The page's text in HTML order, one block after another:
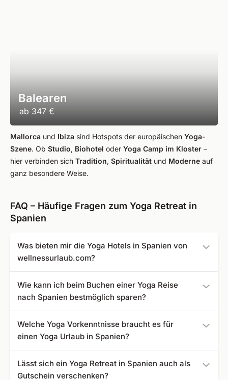
Balearen
ab 347 €
Mallorca und Ibiza sind Hotspots der europäischen Yoga-
Szene. Ob Studio, Biohotel oder Yoga Camp im Kloster –
hier verbinden sich Tradition, Spiritualität und Moderne auf
ganz besondere Weise.
FAQ – Häufige Fragen zum Yoga Retreat in
Spanien
Was bieten mir die Yoga Hotels in Spanien von
wellnessurlaub.com?
Yogapraxis mit mediterranem Flair. Ob Hatha, Kundalini
oder Vinyasa Yoga – Sie üben mit erfahrenen Lehrern, oft
direkt am Meer oder in der Natur. Viele Hotels befinden
sich in traumhaften Regionen wie Andalusien, die durch
ihre Ruhe und klare Luft den Geist besonders klären.
Ergänzt wird das Programm durch regionale Küche,
komfortable Zimmer, Pool- und Spa-Bereiche sowie viel
Freizeit für spannende Ausflüge.
Wie kann ich beim Buchen einer Yoga Reise
nach Spanien bestmöglich sparen?
Last Minute Angebote. Besonders in der Nebensaison
profitieren Sie von günstigen Preisen bei gleichzeitig
angenehmem Klima und können so Ihren Yogaurlaub
entspannt und günstig genießen.
Welche Yoga Vorkenntnisse braucht es für
einen Yoga Urlaub in Spanien?
als auch für Fortgeschrittene geeignet. In kleinen Gruppen
Lässt sich ein Yoga Retreat in Spanien auch als
Gutschein verschenken?